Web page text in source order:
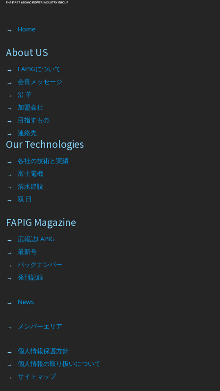
Home
About US
FAPIGについて
会長メッセージ
沿 革
加盟会社
目指すもの
連絡先
Our Technologies
各社の技術と実績
富士電機
清水建設
双 日
FAPIG Magazine
広報誌FAPIG
最新号
バックナンバー
発刊記録
News
メンバーエリア
個人情報保護方針
個人情報の取り扱いについて
サイトマップ